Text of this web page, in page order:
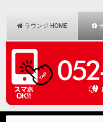
ラウンジ HOME